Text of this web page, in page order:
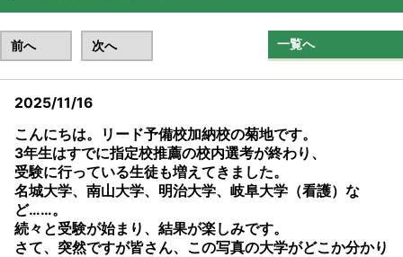
前へ 次へ 一覧へ
2025/11/16
こんにちは。リード予備校加納校の菊地です。
3年生はすでに指定校推薦の校内選考が終わり、
受験に行っている生徒も増えてきました。
名城大学、南山大学、明治大学、岐阜大学（看護）な
ど……。
続々と受験が始まり、結果が楽しみです。
さて、突然ですが皆さん、この写真の大学がどこか分かり